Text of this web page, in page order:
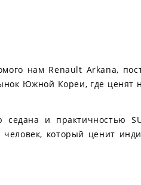
нам Renault Arkana,
Южной Кореи, где ценят
седана и практичностью
который ценит